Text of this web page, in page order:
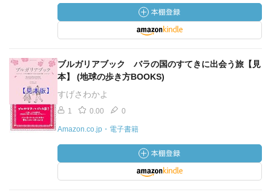
ブルガリアブック バラの国のすてきに出会う旅【見
本】 (地球の歩き方BOOKS)
すげさわかよ
1 0.00 0
Amazon.co.jp・電子書籍